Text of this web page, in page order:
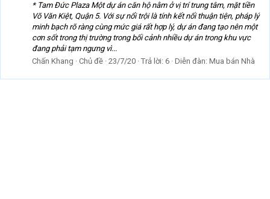
* Tam Đức Plaza Một dự án căn hộ nằm ở vị trí trung tâm, mặt tiền
Võ Văn Kiệt, Quận 5. Với sự nổi trội là tính kết nối thuận tiện, pháp lý
minh bạch rõ ràng cùng mức giá rất hợp lý, dự án đang tạo nên một
cơn sốt trong thị trường trong bối cảnh nhiều dự án trong khu vực
đang phải tạm ngưng vì...
Chấn Khang
Chủ đề 23/7/20 Trả lời: 6 Diễn đàn: Mua bán Nhà